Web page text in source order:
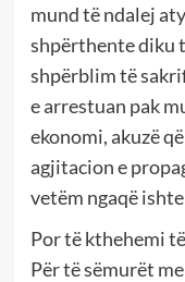
mund të ndalej
shpërthente diku
shpërblim të
e arrestuan pak
ekonomi, akuzë
agjitacion e
vetëm ngaqë
Por të kthehemi
Për të sëmurët